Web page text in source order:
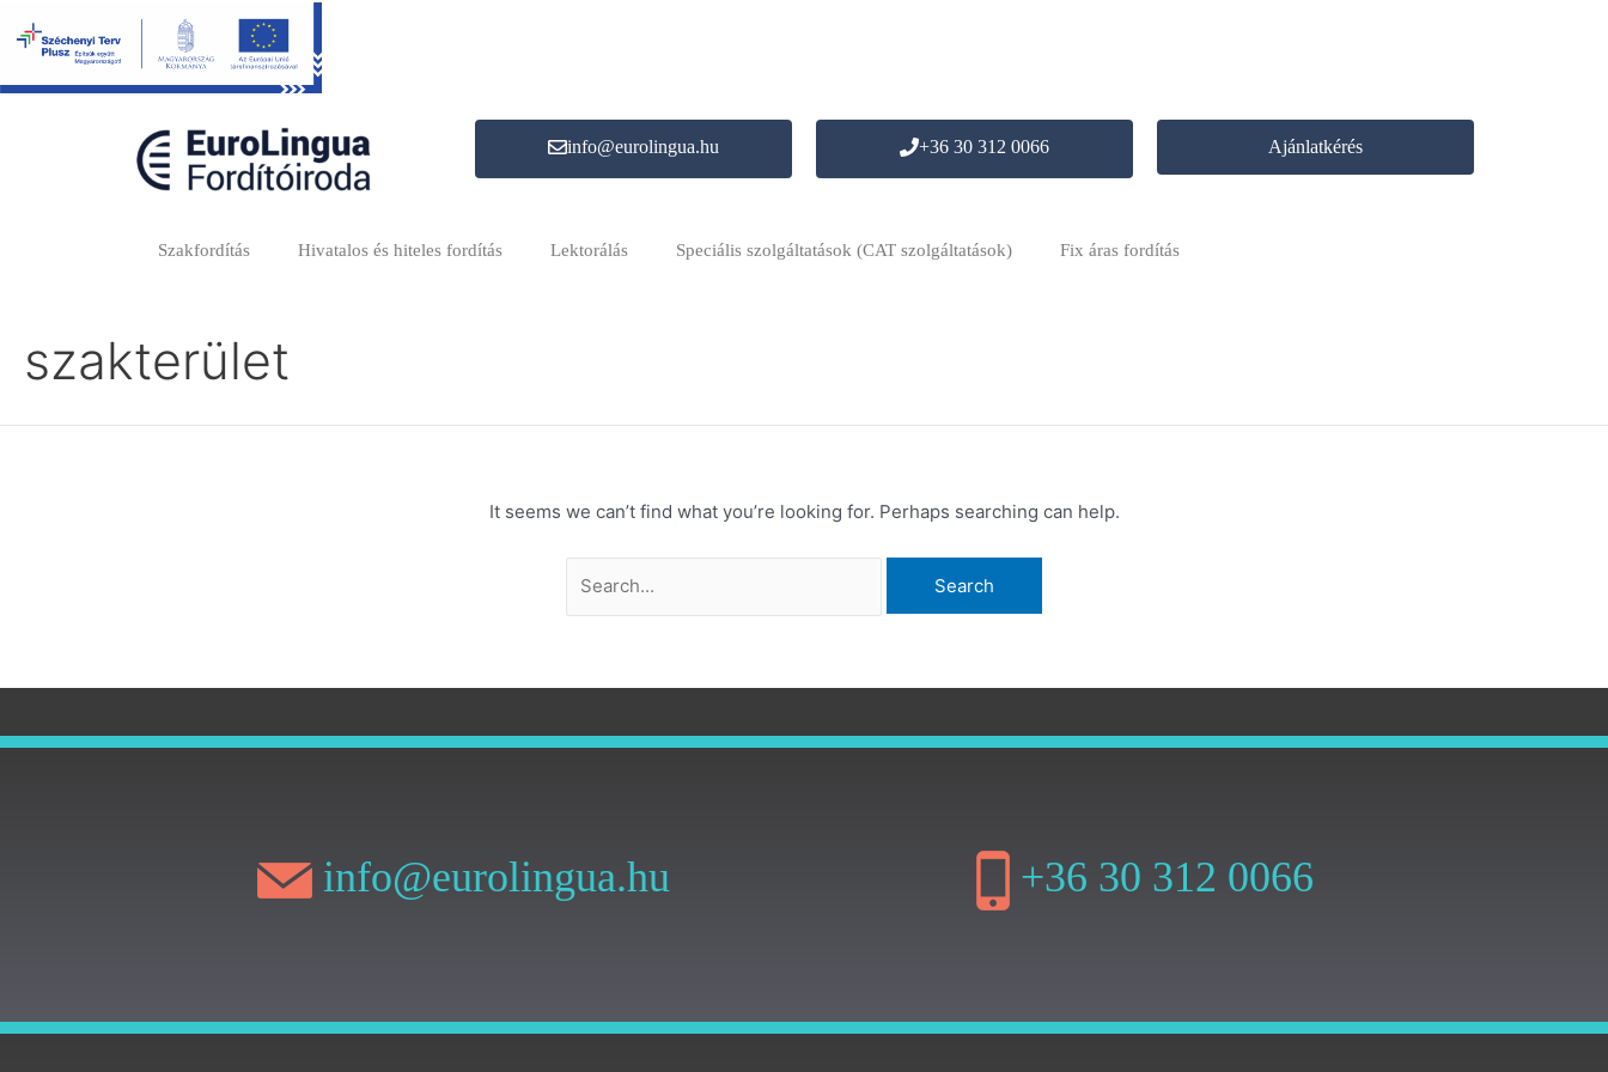
info@eurolingua.hu +36 30 312 0066 Ajánlatkérés
Szakfordítás Hivatalos és hiteles fordítás Lektorálás Speciális szolgáltatások (CAT szolgáltatások) Fix áras fordítás
szakterület
It seems we can’t find what you’re looking for. Perhaps searching can help.
info@eurolingua.hu +36 30 312 0066